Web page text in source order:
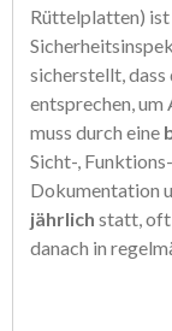
Rüttelplatten)
sicherstellt, dass
entsprechen,
muss durch eine
Sicht-,
Dokumentation
jährlich statt, oft
danach in